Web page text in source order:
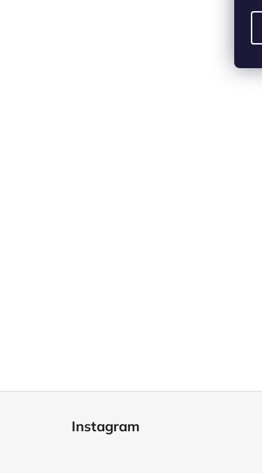
Instagram